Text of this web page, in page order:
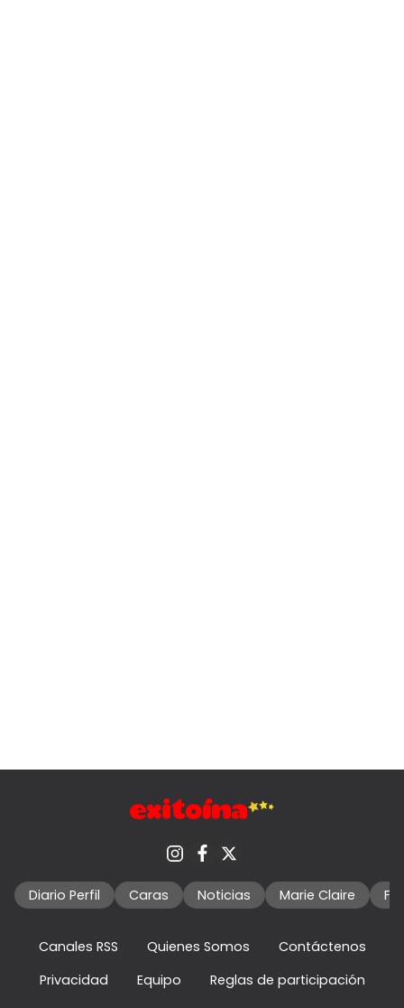
Diario Perfil Caras Noticias Marie Claire
Canales RSS Quienes Somos
Contáctenos
Privacidad
Equipo
Reglas de participación